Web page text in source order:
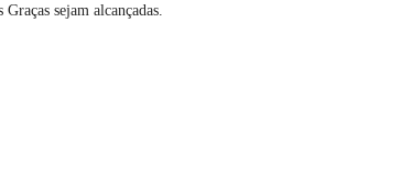
sejam alcançadas.